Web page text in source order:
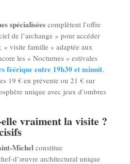
spécialiséescomplètent l’offre
de l’archange » pour accéder
visite famille » adaptée aux
les « Nocturnes » estivales
féérique entre 19h30 et minuit.
19 € en prévente ou 21 € sur
unique avec jeux d’ombres
vraiment la visite ?
Michel constitue
d’œuvre architectural unique